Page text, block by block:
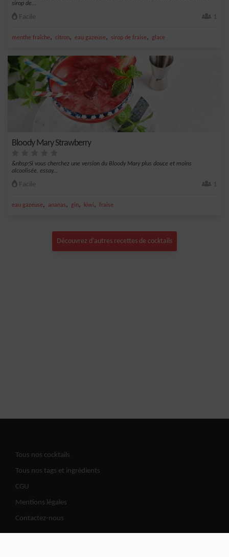
sirop de...
Facile 1
menthe fraîche, citron, eau gazeuse, sirop de fraise, glace
Bloody Mary Strawberry
&nbsp;Si vous cherchez une version du Bloody Mary plus douce et moins
alcoolisée, essay...
Facile 1
eau gazeuse, ananas, gin, kiwi, fraise
Découvrez d'autres recettes de cocktails
Tous nos cocktails
Tous nos tags et ingrédients
CGU
Mentions légales
Contactez-nous